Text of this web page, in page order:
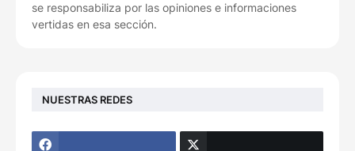
se responsabiliza por las opiniones e informaciones
vertidas en esa sección.
NUESTRAS REDES